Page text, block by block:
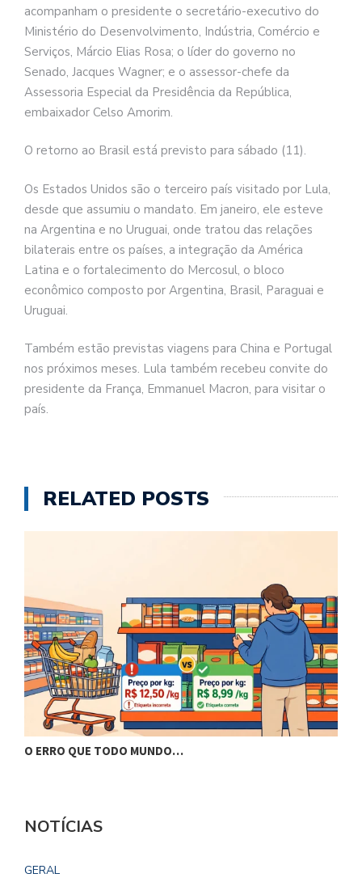
acompanham o presidente o secretário-executivo do
Ministério do Desenvolvimento, Indústria, Comércio e
Serviços, Márcio Elias Rosa; o líder do governo no
Senado, Jacques Wagner; e o assessor-chefe da
Assessoria Especial da Presidência da República,
embaixador Celso Amorim.
O retorno ao Brasil está previsto para sábado (11).
Os Estados Unidos são o terceiro país visitado por Lula,
desde que assumiu o mandato. Em janeiro, ele esteve
na Argentina e no Uruguai, onde tratou das relações
bilaterais entre os países, a integração da América
Latina e o fortalecimento do Mercosul, o bloco
econômico composto por Argentina, Brasil, Paraguai e
Uruguai.
Também estão previstas viagens para China e Portugal
nos próximos meses. Lula também recebeu convite do
presidente da França, Emmanuel Macron, para visitar o
país.
RELATED POSTS
O ERRO QUE TODO MUNDO…
NOTÍCIAS
GERAL